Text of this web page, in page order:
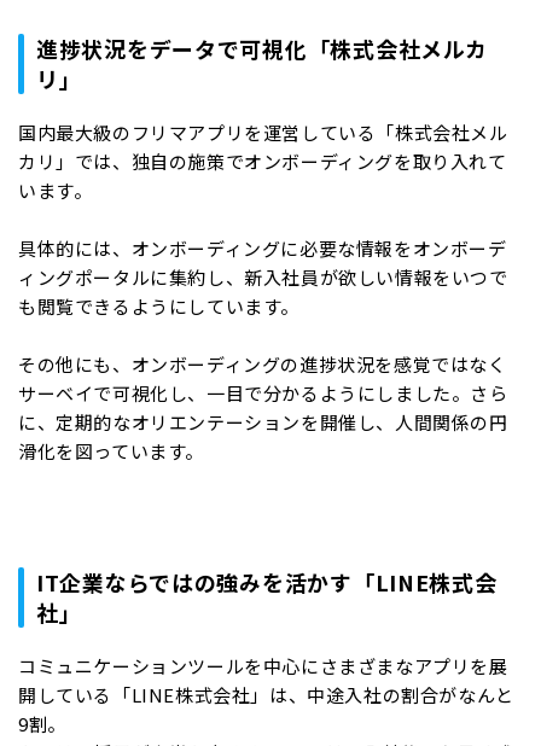
進捗状況をデータで可視化「株式会社メルカ
リ」
国内最大級のフリマアプリを運営している「株式会社メル
カリ」では、独自の施策でオンボーディングを取り入れて
います。
具体的には、オンボーディングに必要な情報をオンボーデ
ィングポータルに集約し、新入社員が欲しい情報をいつで
も閲覧できるようにしています。
その他にも、オンボーディングの進捗状況を感覚ではなく
サーベイで可視化し、一目で分かるようにしました。さら
に、定期的なオリエンテーションを開催し、人間関係の円
滑化を図っています。
IT企業ならではの強みを活かす「LINE株式会
社」
コミュニケーションツールを中心にさまざまなアプリを展
開している「LINE株式会社」は、中途入社の割合がなんと
9割。